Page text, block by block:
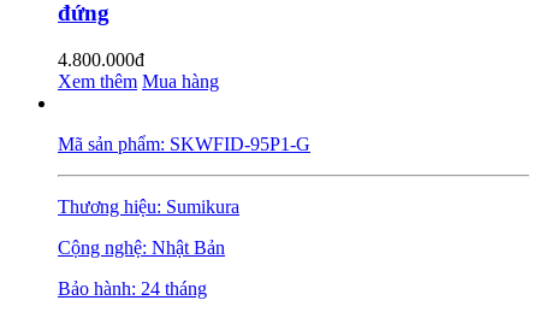
đứng
4.800.000đ
Xem thêm Mua hàng
Mã sản phẩm: SKWFID-95P1-G
Thương hiệu: Sumikura
Cộng nghệ: Nhật Bản
Bảo hành: 24 tháng